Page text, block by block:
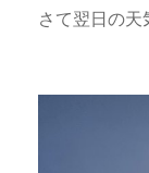
さて翌日の天